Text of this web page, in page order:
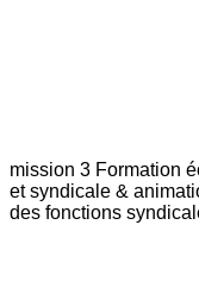
mission 3 Formation
et syndicale &
des fonctions